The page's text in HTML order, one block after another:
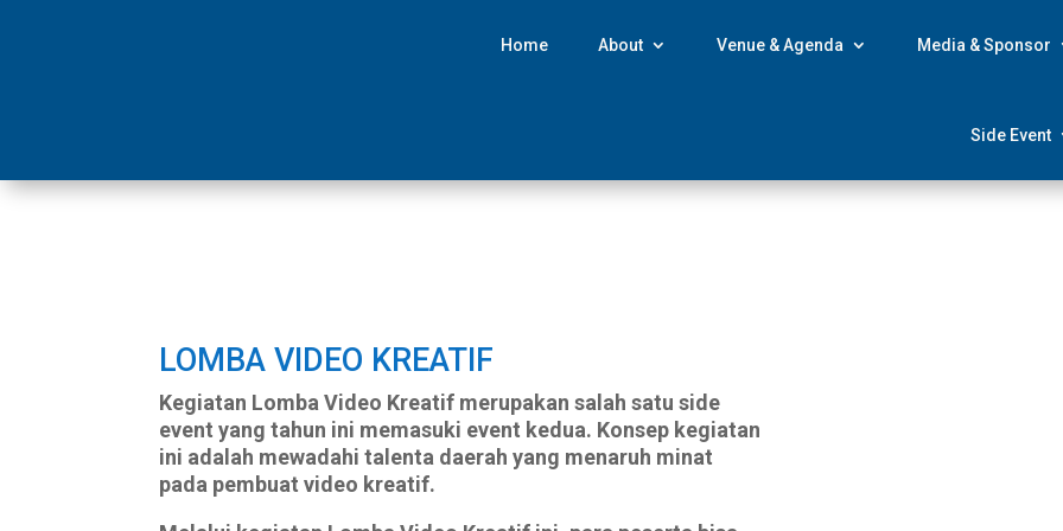
Home About Venue & Agenda Media & Sponsor
Side Event
LOMBA VIDEO KREATIF
Kegiatan Lomba Video Kreatif merupakan salah satu side
event yang tahun ini memasuki event kedua. Konsep kegiatan
ini adalah mewadahi talenta daerah yang menaruh minat
pada pembuat video kreatif.